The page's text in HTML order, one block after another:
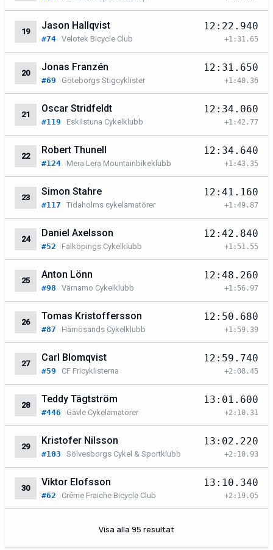
19
Jason Hallqvist
#74 Velotek Bicycle Club
12:22.940
+1:31.65
20
Jonas Franzén
#69 Göteborgs Stigcyklister
12:31.650
+1:40.36
21
Oscar Stridfeldt
#119 Eskilstuna Cykelklubb
12:34.060
+1:42.77
22
Robert Thunell
#124 Mera Lera Mountainbikeklubb
12:34.640
+1:43.35
23
Simon Stahre
#117 Tidaholms cykelamatörer
12:41.160
+1:49.87
24
Daniel Axelsson
#52 Falköpings Cykelklubb
12:42.840
+1:51.55
25
Anton Lönn
#98 Värnamo Cykelklubb
12:48.260
+1:56.97
26
Tomas Kristoffersson
#87 Härnösands Cykelklubb
12:50.680
+1:59.39
27
Carl Blomqvist
#59 CF Fricyklisterna
12:59.740
+2:08.45
28
Teddy Tägtström
#446 Gävle Cykelamatörer
13:01.600
+2:10.31
29
Kristofer Nilsson
#103 Sölvesborgs Cykel & Sportklubb
13:02.220
+2:10.93
30
Viktor Elofsson
#62 Créme Fraiche Bicycle Club
13:10.340
+2:19.05
Visa alla 95 resultat